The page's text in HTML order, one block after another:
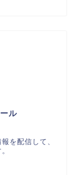
ル
を配信して、